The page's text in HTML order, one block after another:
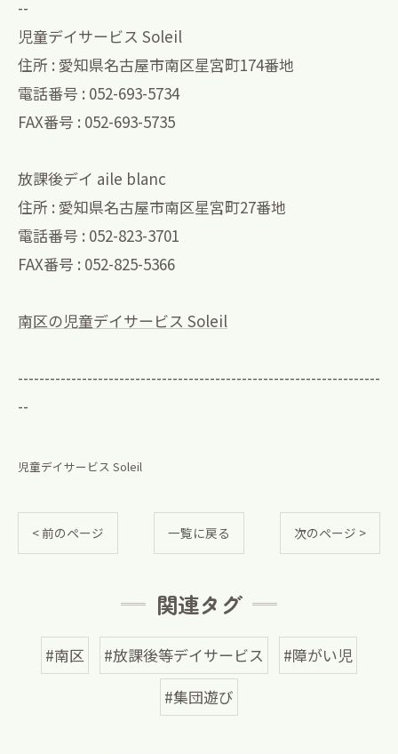
--
児童デイサービス Soleil
住所 : 愛知県名古屋市南区星宮町174番地
電話番号 : 052-693-5734
FAX番号 : 052-693-5735
放課後デイ aile blanc
住所 : 愛知県名古屋市南区星宮町27番地
電話番号 : 052-823-3701
FAX番号 : 052-825-5366
南区の児童デイサービス Soleil
--------------------------------------------------------------------
--
児童デイサービス Soleil
< 前のページ 一覧に戻る 次のページ >
関連タグ
#南区 #放課後等デイサービス
#障がい児
#集団遊び